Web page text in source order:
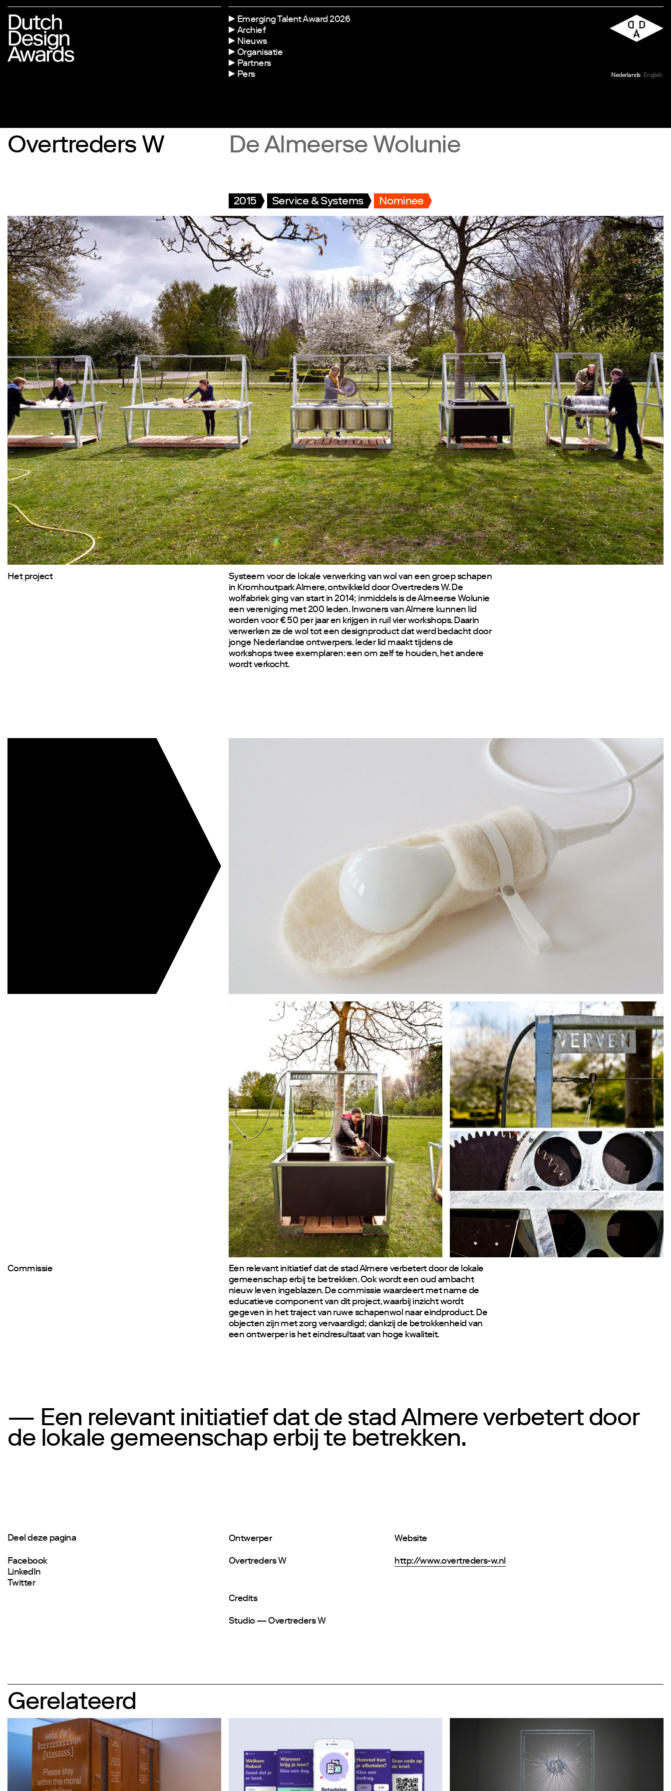
Emerging Talent Award 2026
Archief
Nieuws
Organisatie
Partners
Pers
Nederlands English
Overtreders W De Almeerse Wolunie
2015 Service & Systems Nominee
Het project
Systeem voor de lokale verwerking van wol van een groep schapen
in Kromhoutpark Almere, ontwikkeld door Overtreders W. De
wolfabriek ging van start in 2014; inmiddels is de Almeerse Wolunie
een vereniging met 200 leden. Inwoners van Almere kunnen lid
worden voor € 50 per jaar en krijgen in ruil vier workshops. Daarin
verwerken ze de wol tot een designproduct dat werd bedacht door
jonge Nederlandse ontwerpers. Ieder lid maakt tijdens de
workshops twee exemplaren: een om zelf te houden, het andere
wordt verkocht.
Commissie
Een relevant initiatief dat de stad Almere verbetert door de lokale
gemeenschap erbij te betrekken. Ook wordt een oud ambacht
nieuw leven ingeblazen. De commissie waardeert met name de
educatieve component van dit project, waarbij inzicht wordt
gegeven in het traject van ruwe schapenwol naar eindproduct. De
objecten zijn met zorg vervaardigd; dankzij de betrokkenheid van
een ontwerper is het eindresultaat van hoge kwaliteit.
— Een relevant initiatief dat de stad Almere verbetert door
de lokale gemeenschap erbij te betrekken.
Deel deze pagina
Facebook
LinkedIn
Twitter
Ontwerper
Overtreders W
Website
http://www.overtreders-w.nl
Credits
Studio — Overtreders W
Gerelateerd